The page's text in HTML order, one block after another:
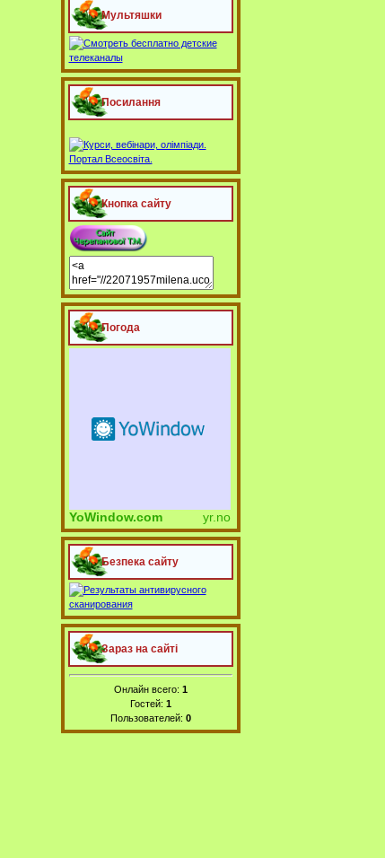
Мультяшки
Посилання
Кнопка сайту
Погода
YoWindow.com yr.no
Безпека сайту
Зараз на сайті
Онлайн всего: 1
Гостей: 1
Пользователей: 0